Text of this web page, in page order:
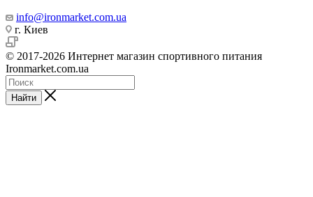
info@ironmarket.com.ua
г. Киев
© 2017-2026 Интернет магазин спортивного питания
Ironmarket.com.ua
Найти